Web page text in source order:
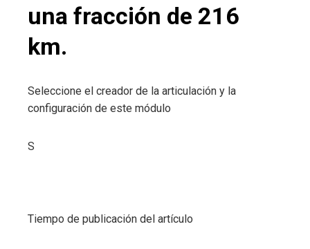
una fracción de 216
km.
Seleccione el creador de la articulación y la
configuración de este módulo
S
Tiempo de publicación del artículo